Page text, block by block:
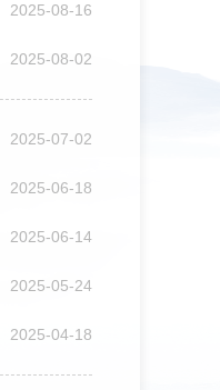
2025-08-16
2025-08-02
2025-07-02
2025-06-18
2025-06-14
2025-05-24
2025-04-18